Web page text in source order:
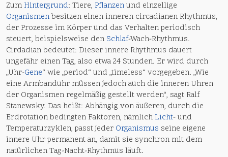
Zum Hintergrund: Tiere, Pflanzenund einzellige
Organismenbesitzen einen inneren circadianen Rhythmus,
der Prozesse im Körper und das Verhalten periodisch
steuert, beispielsweise den Schlaf-Wach-Rhythmus.
Cirdadian bedeutet: Dieser innere Rhythmus dauert
ungefähr einen Tag, also etwa 24 Stunden. Er wird durch
„Uhr-Gene“ wie „period“ und „timeless“ vorgegeben. „Wie
eine Armbanduhr müssen jedoch auch die inneren Uhren
der Organismen regelmäßig gestellt werden“, sagt Ralf
Stanewsky. Das heißt: Abhängig von äußeren, durch die
Erdrotation bedingten Faktoren, nämlich Licht- und
Temperaturzyklen, passt jeder Organismus seine eigene
innere Uhr permanent an, damit sie synchron mit dem
natürlichen Tag-Nacht-Rhythmus läuft.